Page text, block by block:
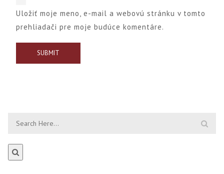
Uložiť moje meno, e-mail a webovú stránku v tomto
prehliadači pre moje budúce komentáre.